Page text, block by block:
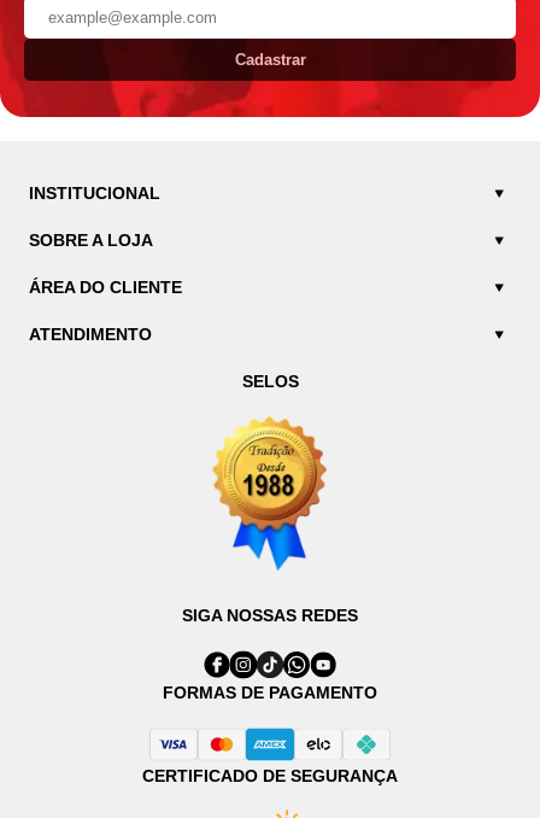
Cadastrar
INSTITUCIONAL
SOBRE A LOJA
ÁREA DO CLIENTE
ATENDIMENTO
SELOS
SIGA NOSSAS REDES
FORMAS DE PAGAMENTO
CERTIFICADO DE SEGURANÇA